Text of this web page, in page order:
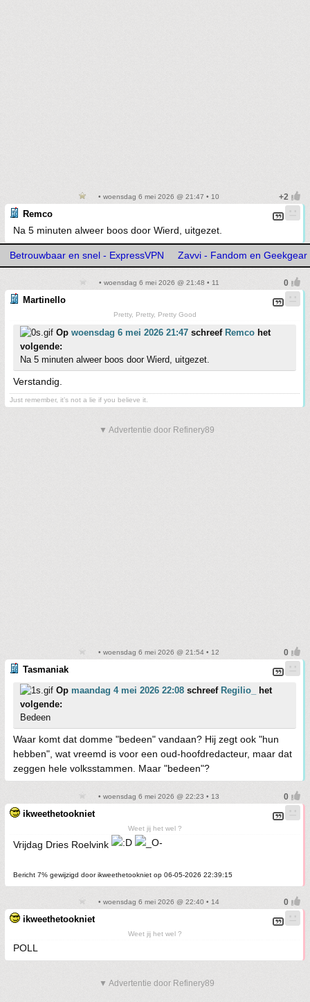
• woensdag 6 mei 2026 @ 21:47 • 10
Remco
Na 5 minuten alweer boos door Wierd, uitgezet.
Betrouwbaar en snel - ExpressVPN Zavvi - Fandom en Geekgear
• woensdag 6 mei 2026 @ 21:48 • 11
Martinello
Pretty, Pretty, Pretty Good
Op woensdag 6 mei 2026 21:47 schreef Remco het
volgende:
Na 5 minuten alweer boos door Wierd, uitgezet.
Verstandig.
Just remember, it’s not a lie if you believe it.
▼ Advertentie door Refinery89
• woensdag 6 mei 2026 @ 21:54 • 12
Tasmaniak
Op maandag 4 mei 2026 22:08 schreef Regilio_
het
volgende:
Bedeen
Waar komt dat domme "bedeen" vandaan? Hij zegt ook "hun
hebben", wat vreemd is voor een oud-hoofdredacteur, maar dat
zeggen hele volksstammen. Maar "bedeen"?
• woensdag 6 mei 2026 @ 22:23 • 13
ikweethetookniet
Weet jij het wel ?
Vrijdag Dries Roelvink
Bericht 7% gewijzigd door ikweethetookniet op 06-05-2026 22:39:15
• woensdag 6 mei 2026 @ 22:40 • 14
ikweethetookniet
Weet jij het wel ?
POLL
▼ Advertentie door Refinery89